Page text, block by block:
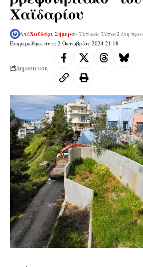
Χαϊδαρίου
Ενημερώθηκε στις: 2 Οκτωβρίου 2024 21:18
ΑπόΧαϊδάρι Σήμερα- Τοπικός Τύπος2 έτη πριν
Δημοσίευση